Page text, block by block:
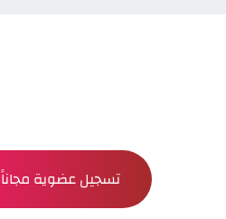
تسجيل عضوية مجاناً